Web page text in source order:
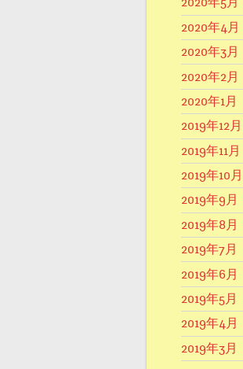
2020年4月
2020年3月
2020年2月
2020年1月
2019年12月
2019年11月
2019年10月
2019年9月
2019年8月
2019年7月
2019年6月
2019年5月
2019年4月
2019年3月